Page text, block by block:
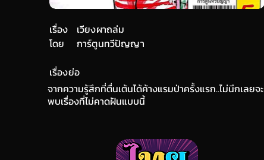
เรื่อง
โดย
เวียงผาถล่ม
การ์ตูนทวีปัญญา
เรื่องย่อ
จากความรู้สึกที่ตื่นเต้นได้ค้างแรมป่าครั้งแรก..ไม่นึกเลยจะ
พบเรื่องที่ไม่คาดฝันแบบนี้